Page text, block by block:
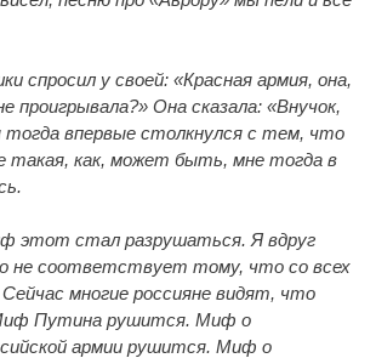
спросил у своей: «Красная армия, она,
проигрывала?» Она сказала: «Внучок,
впервые столкнулся с тем, что
такая, как, может быть, мне тогда в
этот стал разрушаться. Я вдруг
не соответствует тому, что со всех
многие россияне видят, что
Путина рушится. Миф о
армии рушится. Миф о